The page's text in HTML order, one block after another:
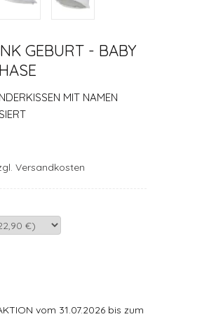
GEBURT - BABY
MIT NAMEN
Versandkosten
vom 31.07.2026 bis zum